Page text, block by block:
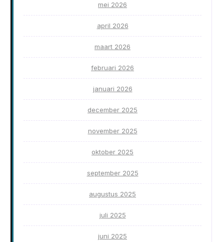
mei 2026
april 2026
maart 2026
februari 2026
januari 2026
december 2025
november 2025
oktober 2025
september 2025
augustus 2025
juli 2025
juni 2025